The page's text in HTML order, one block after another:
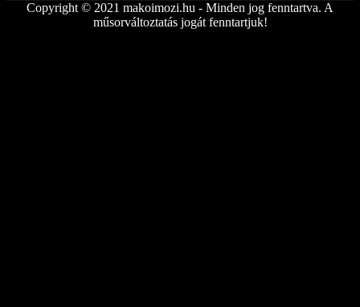
Copyright © 2021 makoimozi.hu - Minden jog fenntartva. A
műsorváltoztatás jogát fenntartjuk!